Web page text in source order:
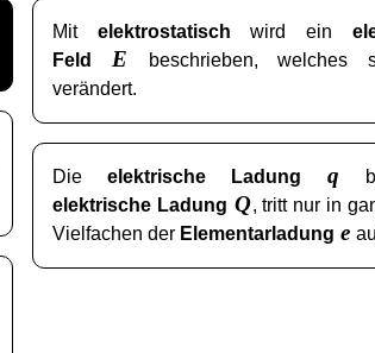
Mit elektrostatisch wird ein
Feld
E
beschrieben, welches
verändert.
Die elektrische Ladung q
elektrische Ladung Q, tritt nur in
Vielfachen der Elementarladung e